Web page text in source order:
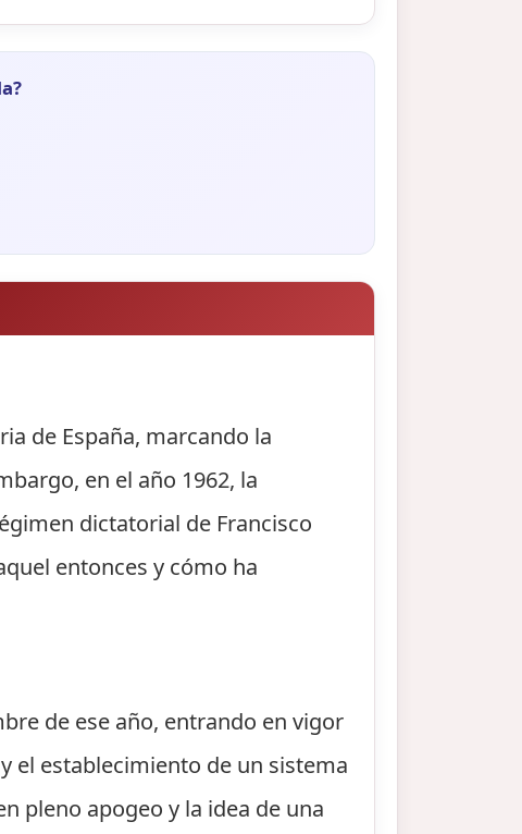
de España, marcando la
en el año 1962, la
dictatorial de Francisco
entonces y cómo ha
de ese año, entrando en vigor
el establecimiento de un sistema
pleno apogeo y la idea de una